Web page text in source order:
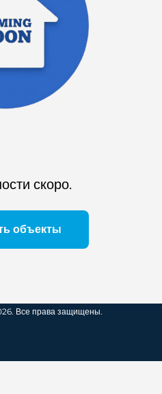
скоро.
объекты
Все права защищены.